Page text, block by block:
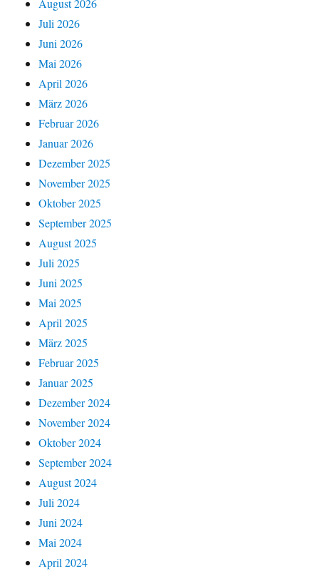
August 2026
Juli 2026
Juni 2026
Mai 2026
April 2026
März 2026
Februar 2026
Januar 2026
Dezember 2025
November 2025
Oktober 2025
September 2025
August 2025
Juli 2025
Juni 2025
Mai 2025
April 2025
März 2025
Februar 2025
Januar 2025
Dezember 2024
November 2024
Oktober 2024
September 2024
August 2024
Juli 2024
Juni 2024
Mai 2024
April 2024